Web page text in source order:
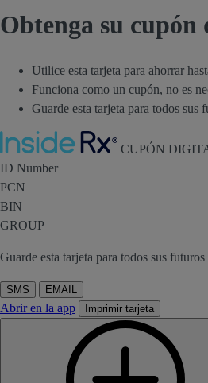
Obtenga su
Utilice esta tarjeta para ahorrar
Funciona como un cupón, no es
Guarde esta tarjeta para todos sus
Inside Rx
CUPÓN
ID Number
PCN
BIN
GROUP
Guarde esta tarjeta para todos sus
SMS EMAIL
Abrir en la app Imprimir tarjeta